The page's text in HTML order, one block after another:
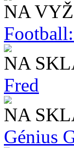
NA
NA
Fred
NA
Génius